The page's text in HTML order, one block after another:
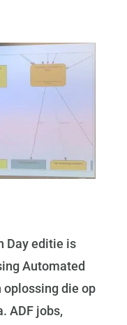
Day editie is
Automated
oplossing die op
ADF jobs,